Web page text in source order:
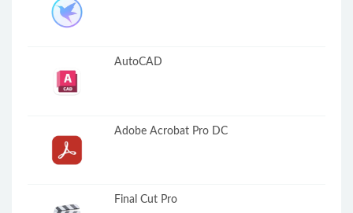
AutoCAD
Adobe Acrobat Pro DC
Final Cut Pro